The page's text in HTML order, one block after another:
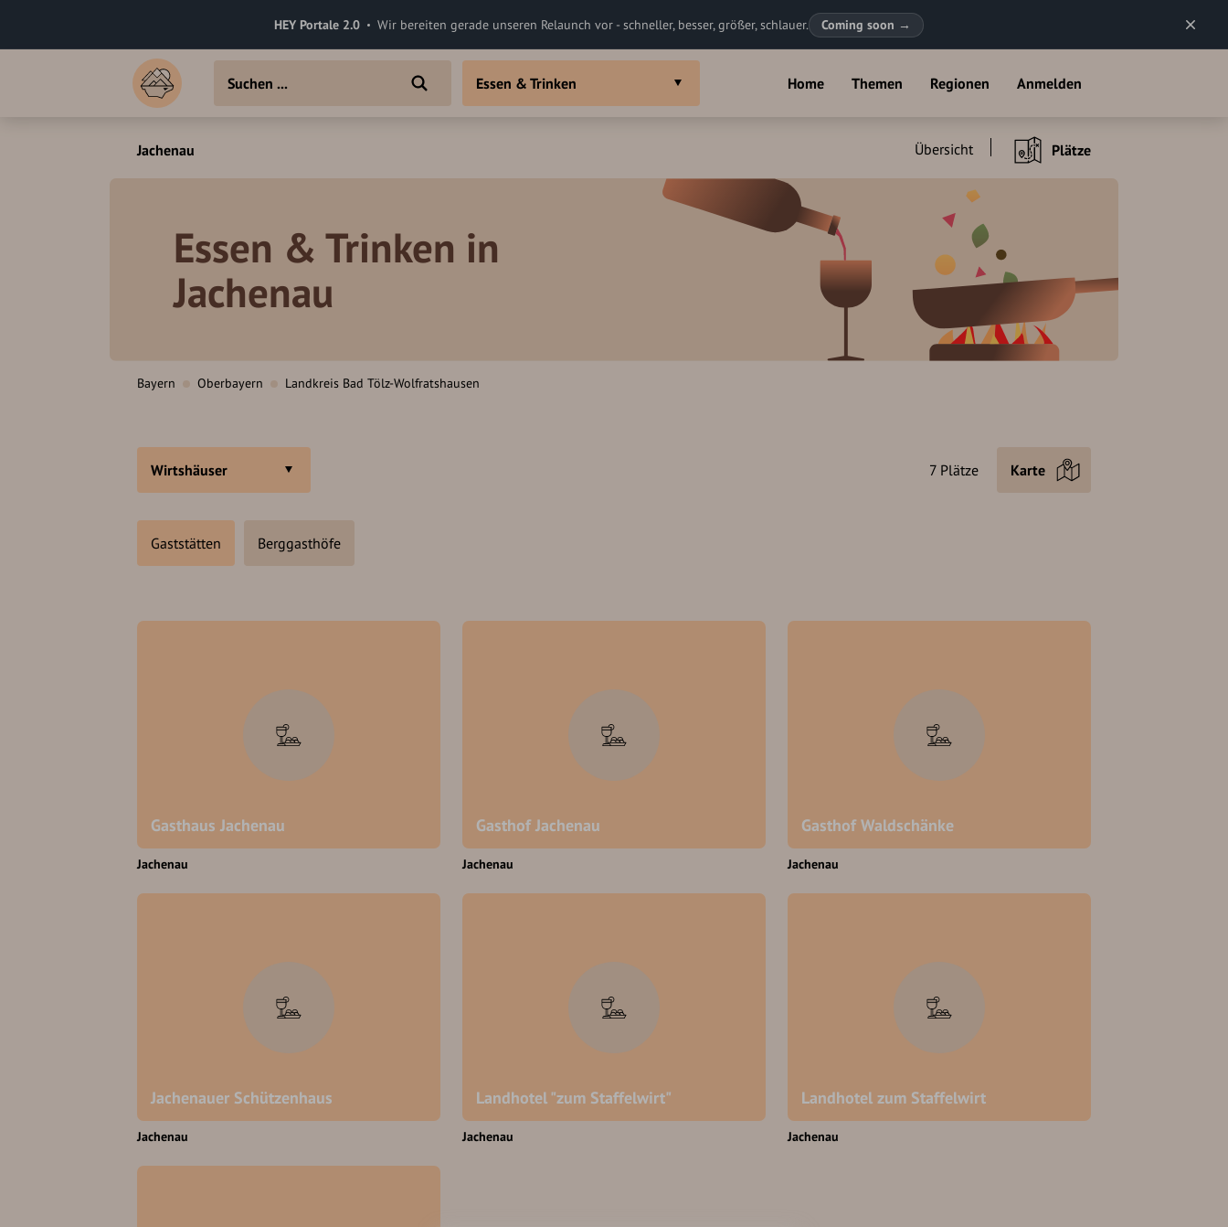
HEY Portale 2.0 Wir bereiten gerade unseren Relaunch vor - schneller, besser, größer, schlauer. Coming soon →
Home Themen Regionen Anmelden
Essen & Trinken
Jachenau Übersicht Plätze
Essen & Trinken in
Jachenau
Bayern Oberbayern Landkreis Bad Tölz-Wolfratshausen
Wirtshäuser
Gaststätten Berggasthöfe
7 Plätze Karte
Gasthaus Jachenau
Jachenau
Gasthof Jachenau
Jachenau
Gasthof Waldschänke
Jachenau
Jachenauer Schützenhaus
Jachenau
Landhotel "zum Staffelwirt"
Jachenau
Landhotel zum Staffelwirt
Jachenau